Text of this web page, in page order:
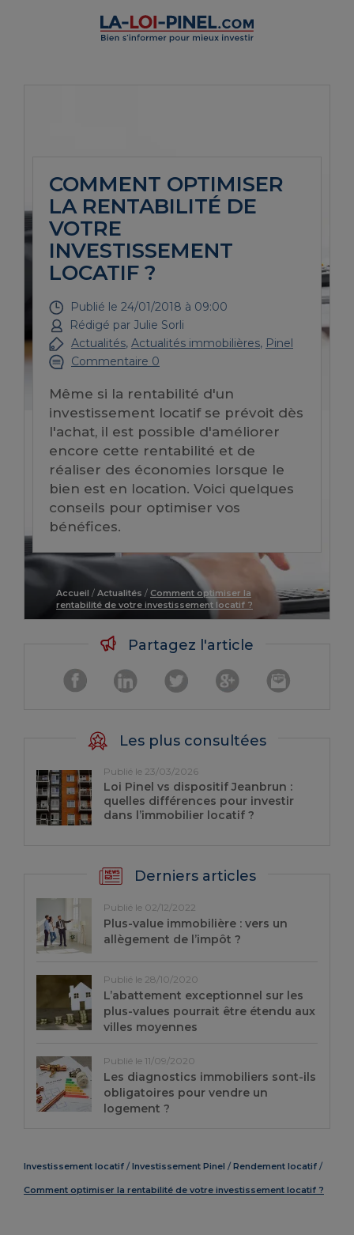
COMMENT OPTIMISER
LA RENTABILITÉ DE
VOTRE
INVESTISSEMENT
LOCATIF ?
Publié le 24/01/2018 à 09:00
Rédigé par Julie Sorli
Actualités, Actualités immobilières, Pinel
Commentaire 0
Même si la rentabilité d'un
investissement locatif se prévoit dès
l'achat, il est possible d'améliorer
encore cette rentabilité et de
réaliser des économies lorsque le
bien est en location. Voici quelques
conseils pour optimiser vos
bénéfices.
Accueil / Actualités / Comment optimiser la
rentabilité de votre investissement locatif ?
Investissement locatif Investissement Pinel Rendement locatif
Comment optimiser la rentabilité de votre investissement locatif ?
Partagez l'article
Les plus consultées
Publié le 23/03/2026
Loi Pinel vs dispositif Jeanbrun :
quelles différences pour investir
dans l’immobilier locatif ?
Derniers articles
Publié le 02/12/2022
Plus-value immobilière : vers un
allègement de l’impôt ?
Publié le 28/10/2020
L’abattement exceptionnel sur les
plus-values pourrait être étendu aux
villes moyennes
Publié le 11/09/2020
Les diagnostics immobiliers sont-ils
obligatoires pour vendre un
logement ?